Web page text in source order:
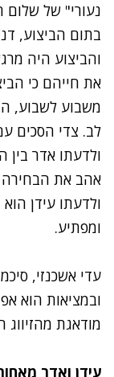
נעורי" של שלום
בתום הביצוע,
והביצוע היה
את חייהם כי
משבוע לשבוע,
לב. צדי הסכים
ולדעתו אדר בין
אהב את הבחירה
ולדעתו עידן
ומפתיע.
עדי אשכנזי,
ובמציאות הוא
מודאגת מהזיווג
עידן ואדר